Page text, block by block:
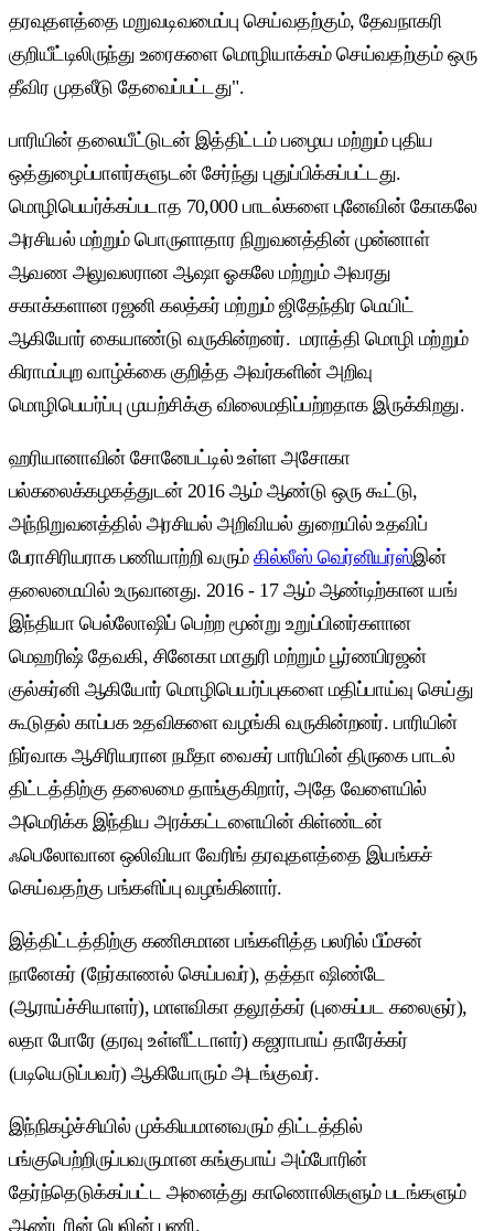
தரவுதளத்தை மறுவடிவமைப்பு செய்வதற்கும், தேவநாகரி
குறியீட்டிலிருந்து உரைகளை மொழியாக்கம் செய்வதற்கும் ஒரு
தீவிர முதலீடு தேவைப்பட்டது".
பாரியின் தலையீட்டுடன் இத்திட்டம் பழைய மற்றும் புதிய
ஒத்துழைப்பாளர்களுடன் சேர்ந்து புதுப்பிக்கப்பட்டது.
மொழிபெயர்க்கப்படாத 70,000 பாடல்களை புனேவின் கோகலே
அரசியல் மற்றும் பொருளாதார நிறுவனத்தின் முன்னாள்
ஆவண அலுவலரான ஆஷா ஓகலே மற்றும் அவரது
சகாக்களான ரஜனி கலத்கர் மற்றும் ஜிதேந்திர மெயிட்
ஆகியோர் கையாண்டு வருகின்றனர். மராத்தி மொழி மற்றும்
கிராமப்புற வாழ்க்கை குறித்த அவர்களின் அறிவு
மொழிபெயர்ப்பு முயற்சிக்கு விலைமதிப்பற்றதாக இருக்கிறது.
ஹரியானாவின் சோனேபட்டில் உள்ள அசோகா
பல்கலைக்கழகத்துடன் 2016 ஆம் ஆண்டு ஒரு கூட்டு,
அந்நிறுவனத்தில் அரசியல் அறிவியல் துறையில் உதவிப்
பேராசிரியராக பணியாற்றி வரும்கில்லீஸ் வெர்னியர்ஸ்இன்
தலைமையில் உருவானது. 2016 - 17 ஆம் ஆண்டிற்கான யங்
இந்தியா பெல்லோஷிப் பெற்ற மூன்று உறுப்பினர்களான
மெஹரிஷ் தேவகி, சினேகா மாதுரி மற்றும் பூர்ணபிரஜன்
குல்கர்னி ஆகியோர் மொழிபெயர்ப்புகளை மதிப்பாய்வு செய்து
கூடுதல் காப்பக உதவிகளை வழங்கி வருகின்றனர். பாரியின்
நிர்வாக ஆசிரியரான நமீதா வைகர் பாரியின் திருகை பாடல்
திட்டத்திற்கு தலைமை தாங்குகிறார், அதே வேளையில்
அமெரிக்க இந்திய அரக்கட்டளையின் கிள்ண்டன்
ஃபெலோவான ஒலிவியா வேரிங் தரவுதளத்தை இயங்கச்
செய்வதற்கு பங்களிப்பு வழங்கினார்.
இத்திட்டத்திற்கு கணிசமான பங்களித்த பலரில் பீம்சன்
நானேகர் (நேர்காணல் செய்பவர்), தத்தா ஷிண்டே
(ஆராய்ச்சியாளர்), மாளவிகா தலூத்கர் (புகைப்பட கலைஞர்),
லதா போரே (தரவு உள்ளீட்டாளர்) கஜராபாய் தாரேக்கர்
(படியெடுப்பவர்) ஆகியோரும் அடங்குவர்.
இந்நிகழ்ச்சியில் முக்கியமானவரும் திட்டத்தில்
பங்குபெற்றிருப்பவருமான கங்குபாய் அம்போரின்
தேர்ந்தெடுக்கப்பட்ட அனைத்து காணொலிகளும் படங்களும்
ஆண்டரின் பெலின் பணி.